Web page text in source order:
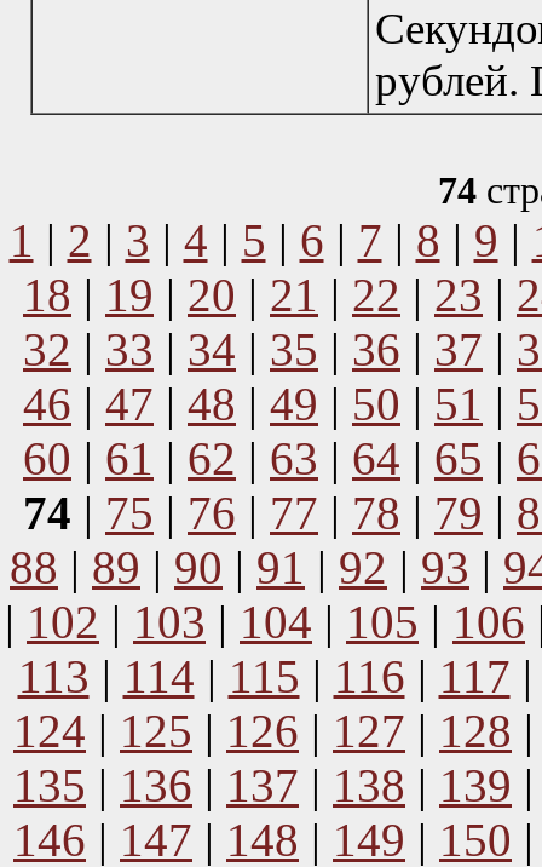
рублей.
74
1 | 2 | 3 | 4 | 5 | 6 | 7 | 8 | 9 |
18 | 19 | 20 | 21 | 22 | 23 |
32 | 33 | 34 | 35 | 36 | 37 |
46 | 47 | 48 | 49 | 50 | 51 |
60 | 61 | 62 | 63 | 64 | 65 |
74 | 75 | 76 | 77 | 78 | 79 |
88 | 89 | 90 | 91 | 92 | 93 |
| 102 | 103 | 104 | 105 | 106
113 | 114 | 115 | 116 | 117
124 | 125 | 126 | 127 | 128
135 | 136 | 137 | 138 | 139
146 | 147 | 148 | 149 | 150